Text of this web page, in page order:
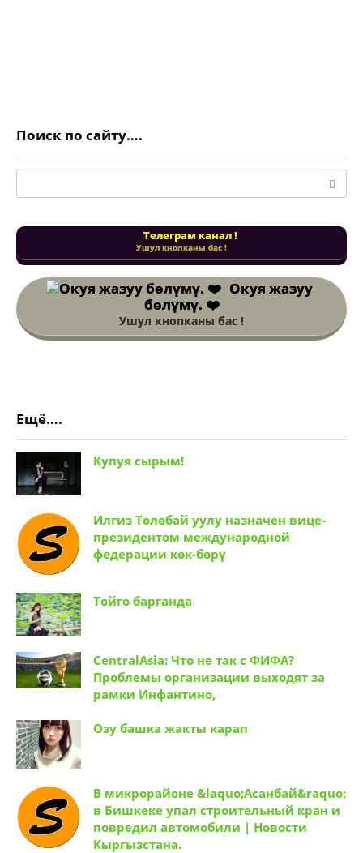
Поиск по сайту….
Поиск:
Телеграм канал !
Ушул кнопканы бас !
Окуя жазуу
бөлүмү. ❤️
Ушул кнопканы бас !
Ещё….
Купуя сырым!
Илгиз Төлөбай уулу назначен вице-
президентом международной
федерации көк-бөрү
Тойго барганда
CentralAsia: Что не так с ФИФА?
Проблемы организации выходят за
рамки Инфантино,
Озу башка жакты карап
В микрорайоне &laquo;Асанбай&raquo;
в Бишкеке упал строительный кран и
повредил автомобили | Новости
Кыргызстана.